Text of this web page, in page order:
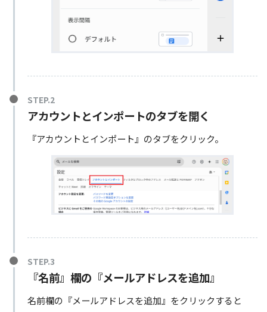
アカウントとインポートのタブを開く
『アカウントとインポート』のタブをクリック。
『名前』欄の『メールアドレスを追加』
名前欄の『メールアドレスを追加』をクリックすると